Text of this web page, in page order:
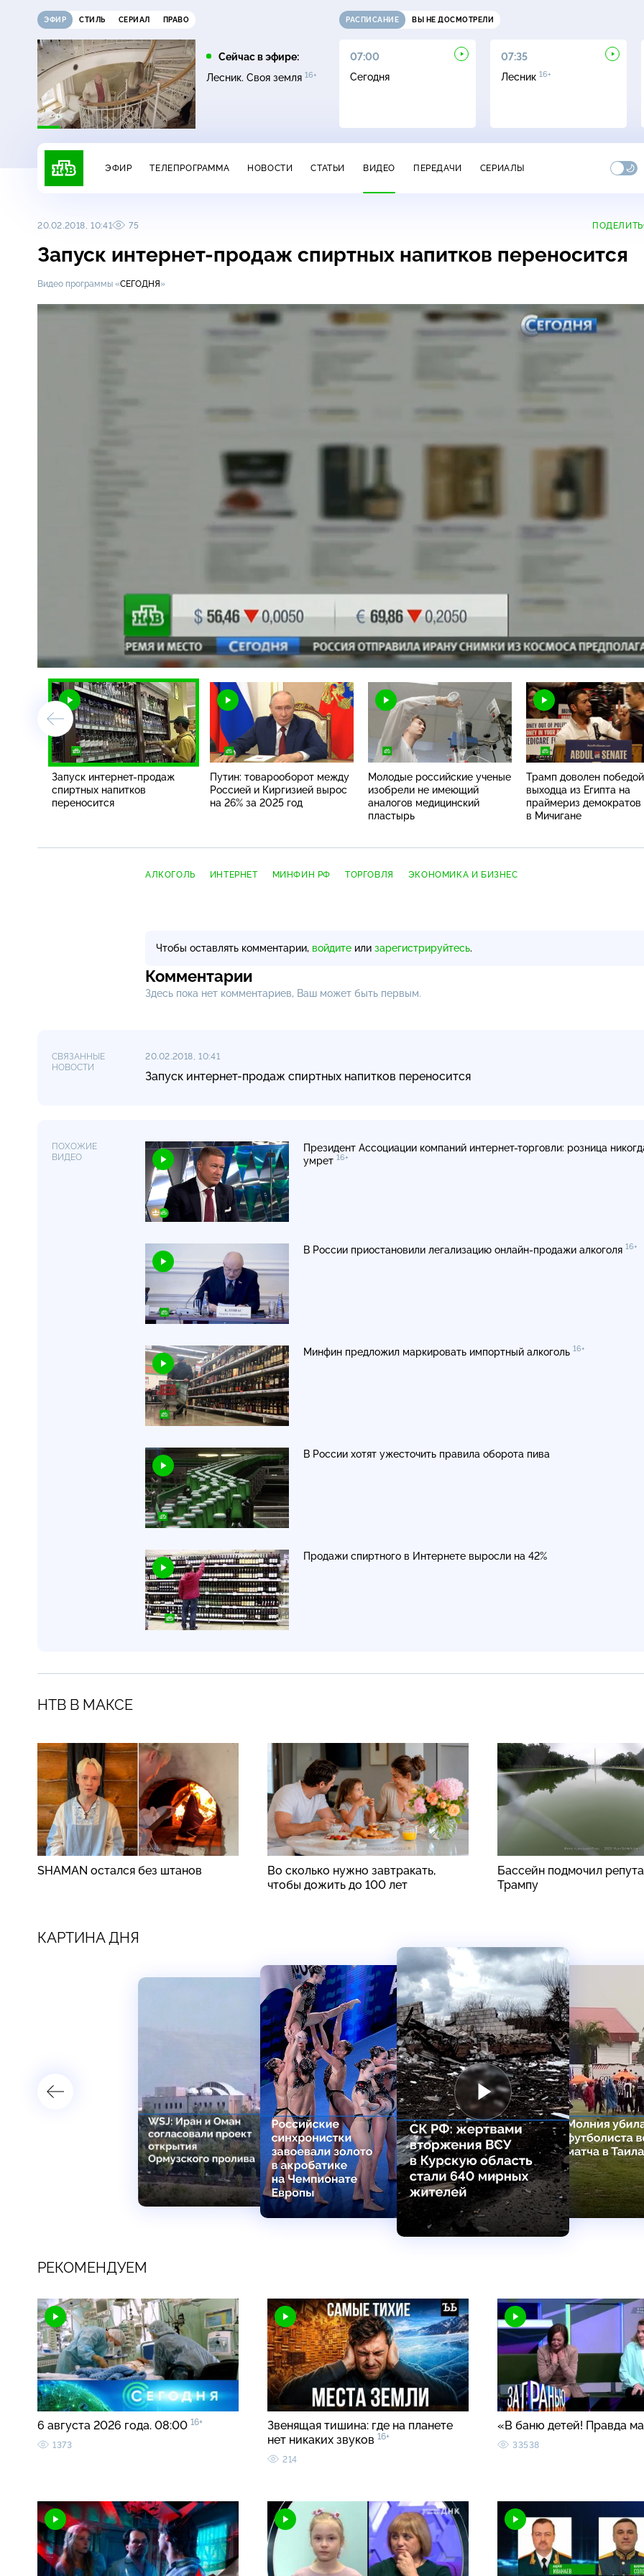
ЭФИР СТИЛЬ СЕРИАЛ ПРАВО
Сейчас в эфире:
Лесник. Своя земля 16+
РАСПИСАНИЕ ВЫ НЕ ДОСМОТРЕЛИ
05:00
Сегодня
05:25
Лесник16+
07:00
Сегодня
07:35
Лесник 16+
ЭФИР ТЕЛЕПРОГРАММА НОВОСТИ СТАТЬИ ВИДЕО ПЕРЕДАЧИ СЕРИАЛЫ
20.02.2018, 10:41 75
Запуск интернет-продаж спиртных напитков переносится
Видео программы «СЕГОДНЯ»
81.32%
Запуск интернет-продаж
спиртных напитков
переносится
Путин: товарооборот между
Россией и Киргизией вырос
на 26% за 2025 год
Молодые российские ученые
изобрели не имеющий
аналогов медицинский
пластырь
Трамп доволен победой
выходца из Египта на
праймериз демократов
в Мичигане
АЛКОГОЛЬ ИНТЕРНЕТ МИНФИН РФ ТОРГОВЛЯ ЭКОНОМИКА И БИЗНЕС
Чтобы оставлять комментарии, войдите или зарегистрируйтесь.
Комментарии
Здесь пока нет комментариев, Ваш может быть первым.
СВЯЗАННЫЕ
НОВОСТИ
20.02.2018, 10:41
Запуск интернет-продаж спиртных напитков переносится
ПОХОЖИЕ
ВИДЕО
Президент Ассоциации компаний интернет-торговли: розница
умрет 16+
В России приостановили легализацию онлайн-продажи алкоголя 16+
Минфин предложил маркировать импортный алкоголь 16+
В России хотят ужесточить правила оборота пива
Продажи спиртного в Интернете выросли на 42%
НТВ В МАКСЕ
SHAMAN остался без штанов
Во сколько нужно завтракать,
чтобы дожить до 100 лет
Бассейн подмочил
Трампу
КАРТИНА ДНЯ
РЕКОМЕНДУЕМ
6 августа 2026 года. 08:00 16+
1373
Звенящая тишина: где на планете
нет никаких звуков 16+
214
«В баню детей! Правда
33538